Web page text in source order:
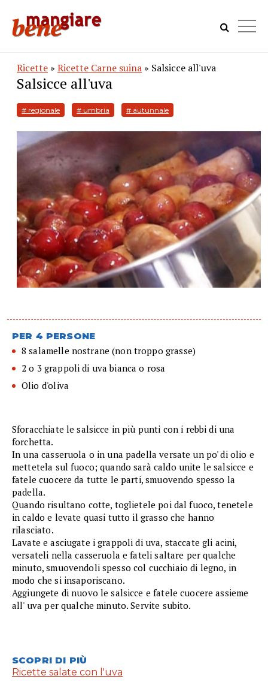
Ricette » Ricette Carne suina » Salsicce all'uva
Salsicce all'uva
# regionale # umbria # autunnale
PER 4 PERSONE
8 salamelle nostrane (non troppo grasse)
2 o 3 grappoli di uva bianca o rosa
Olio d'oliva
Sforacchiate le salsicce in più punti con i rebbi di una
forchetta.
In una casseruola o in una padella versate un po' di olio e
mettetela sul fuoco; quando sarà caldo unite le salsicce e
fatele cuocere da tutte le parti, smuovendo spesso la
padella.
Quando risultano cotte, toglietele poi dal fuoco, tenetele
in caldo e levate quasi tutto il grasso che hanno
rilasciato.
Lavate e asciugate i grappoli di uva, staccate gli acini,
versateli nella casseruola e fateli saltare per qualche
minuto, smuovendoli spesso col cucchiaio di legno, in
modo che si insaporiscano.
Aggiungete di nuovo le salsicce e fatele cuocere assieme
all' uva per qualche minuto. Servite subito.
SCOPRI DI PIÙ
Ricette salate con l'uva